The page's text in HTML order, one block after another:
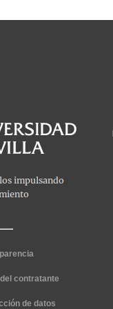
contratante
de datos